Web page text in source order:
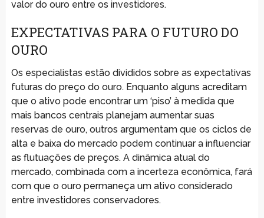
valor do ouro entre os investidores.
EXPECTATIVAS PARA O FUTURO DO
OURO
Os especialistas estão divididos sobre as expectativas
futuras do preço do ouro. Enquanto alguns acreditam
que o ativo pode encontrar um ‘piso’ à medida que
mais bancos centrais planejam aumentar suas
reservas de ouro, outros argumentam que os ciclos de
alta e baixa do mercado podem continuar a influenciar
as flutuações de preços. A dinâmica atual do
mercado, combinada com a incerteza econômica, fará
com que o ouro permaneça um ativo considerado
entre investidores conservadores.